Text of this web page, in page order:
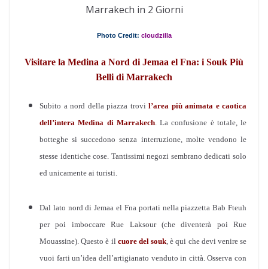
Marrakech in 2 Giorni
Photo Credit: cloudzilla
Visitare la Medina a Nord di Jemaa el Fna: i Souk Più
Belli di Marrakech
Subito a nord della piazza trovi l’area più animata e caotica
dell’intera Medina di Marrakech. La confusione è totale, le
botteghe si succedono senza interruzione, molte vendono le
stesse identiche cose. Tantissimi negozi sembrano dedicati solo
ed unicamente ai turisti.
Dal lato nord di Jemaa el Fna portati nella piazzetta Bab Fteuh
per poi imboccare Rue Laksour (che diventerà poi Rue
Mouassine). Questo è il cuore del souk , è qui che devi venire se
vuoi farti un’idea dell’artigianato venduto in città. Osserva con